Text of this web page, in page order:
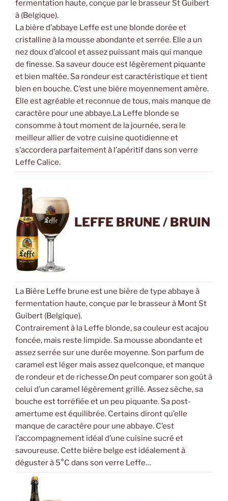
fermentation haute, conçue par le brasseur St Guibert
à (Belgique).
La bière d’abbaye Leffe est une blonde dorée et
cristalline à la mousse abondante et serrée. Elle a un
nez doux d’alcool et assez puissant mais qui manque
de finesse. Sa saveur douce est légèrement piquante
et bien maltée. Sa rondeur est caractéristique et tient
bien en bouche. C’est une bière moyennement amère.
Elle est agréable et reconnue de tous, mais manque de
caractère pour une abbaye.La Leffe blonde se
consomme à tout moment de la journée, sera le
meilleur allier de votre cuisine quotidienne et
s’accordera parfaitement à l’apéritif dans son verre
Leffe Calice.
LEFFE BRUNE / BRUIN
La Bière Leffe brune est une bière de type abbaye à
fermentation haute, conçue par le brasseur à Mont St
Guibert (Belgique).
Contrairement à la Leffe blonde, sa couleur est acajou
foncée, mais reste limpide. Sa mousse abondante et
assez serrée sur une durée moyenne. Son parfum de
caramel est léger mais assez quelconque, et manque
de rondeur et de richesse.On peut comparer son goût à
celui d’un caramel légèrement grillé. Assez sèche, sa
bouche est torréfiée et un peu piquante. Sa post-
amertume est équilibrée. Certains diront qu’elle
manque de caractère pour une abbaye. C’est
l’accompagnement idéal d’une cuisine sucré et
savoureuse. Cette bière belge est idéalement à
déguster à 5°C dans son verre Leffe…